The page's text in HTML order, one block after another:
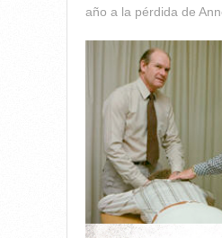
año a la pérdida de